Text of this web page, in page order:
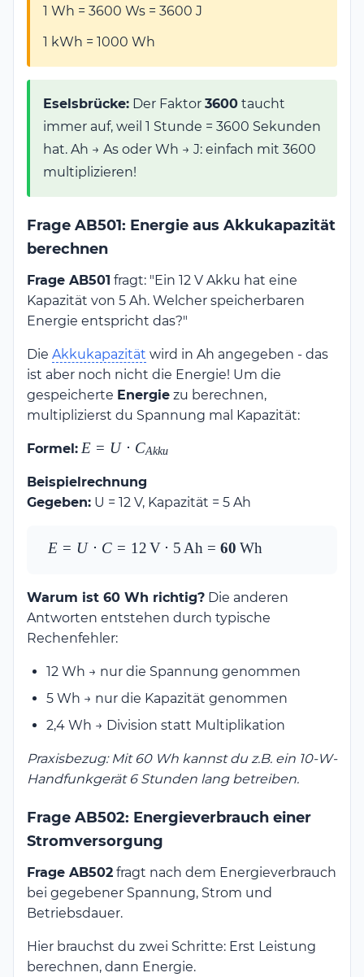
1 Wh = 3600 Ws = 3600 J
1 kWh = 1000 Wh
Eselsbrücke: Der Faktor 3600 taucht
immer auf, weil 1 Stunde = 3600 Sekunden
hat. Ah → As oder Wh → J: einfach mit 3600
multiplizieren!
Frage AB501: Energie aus Akkukapazität
berechnen
Frage AB501 fragt: "Ein 12 V Akku hat eine
Kapazität von 5 Ah. Welcher speicherbaren
Energie entspricht das?"
Die Akkukapazität wird in Ah angegeben - das
ist aber noch nicht die Energie! Um die
gespeicherte Energie zu berechnen,
multiplizierst du Spannung mal Kapazität:
Formel: E = U
C_{Akku}
E = U ⋅ CAkku
Beispielrechnung
Gegeben: U = 12 V, Kapazität = 5 Ah
E = U \cdot C =
\mathbf{60\,\text{Wh}}
E = U ⋅ C = 12V ⋅ 5 Ah = 60 Wh
Warum ist 60 Wh richtig? Die anderen
Antworten entstehen durch typische
Rechenfehler:
12 Wh → nur die Spannung genommen
5 Wh → nur die Kapazität genommen
2,4 Wh → Division statt Multiplikation
Praxisbezug: Mit 60 Wh kannst du z.B. ein 10-W-
Handfunkgerät 6 Stunden lang betreiben.
Frage AB502: Energieverbrauch einer
Stromversorgung
Frage AB502 fragt nach dem Energieverbrauch
bei gegebener Spannung, Strom und
Betriebsdauer.
Hier brauchst du zwei Schritte: Erst Leistung
berechnen, dann Energie.